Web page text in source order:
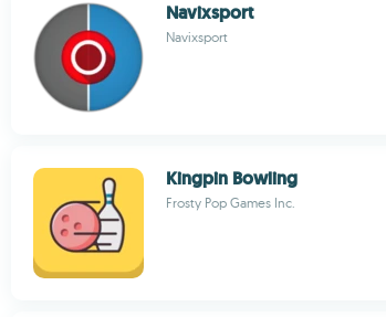
Navixsport
Navixsport
Kingpin Bowling
Frosty Pop Games Inc.